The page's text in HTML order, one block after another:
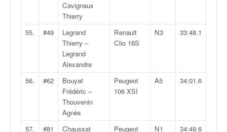
Cavignaux
Thierry
55. #49
Legrand
Thierry –
Legrand
Alexandre
Renault
Clio 16S
N3 33:48.1
56. #62
Bouyat
Frédéric –
Thouvenin
Agnès
Peugeot
106 XSI
A5 34:01.6
57. #81
Chaussat
Peugeot
N1 34:49.6